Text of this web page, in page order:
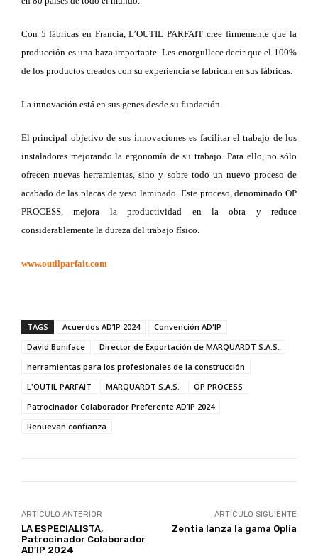
Con 5 fábricas en Francia, L’OUTIL PARFAIT cree firmemente que la
producción es una baza importante. Les enorgullece decir que el 100%
de los productos creados con su experiencia se fabrican en sus fábricas.
La innovación está en sus genes desde su fundación.
El principal objetivo de sus innovaciones es facilitar el trabajo de los
instaladores mejorando la ergonomía de su trabajo. Para ello, no sólo
ofrecen nuevas herramientas, sino y sobre todo un nuevo proceso de
acabado de las placas de yeso laminado. Este proceso, denominado OP
PROCESS, mejora la productividad en la obra y reduce
considerablemente la dureza del trabajo físico.
www.outilparfait.com
TAGS Acuerdos AD’IP 2024
Convención AD'IP
David Boniface
Director de Exportación de MARQUARDT S.A.S.
herramientas para los profesionales de la construcción
L'OUTIL PARFAIT
MARQUARDT S.A.S.
OP PROCESS
Patrocinador Colaborador Preferente AD’IP 2024
Renuevan confianza
ARTÍCULO ANTERIOR
LA ESPECIALISTA,
Patrocinador Colaborador
AD’IP 2024
ARTÍCULO SIGUIENTE
Zentia lanza la gama Oplia